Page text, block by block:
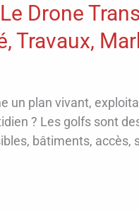
Drone
Travaux,
un plan vivant,
? Les golfs sont
bâtiments, accès,